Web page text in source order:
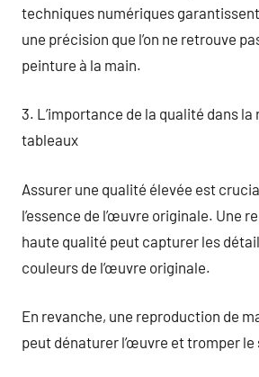
techniques numériques
une précision que l’on ne retrouve
peinture à la main.
3. L’importance de la qualité dans
tableaux
Assurer une qualité élevée est
l’essence de l’œuvre originale. Une
haute qualité peut capturer les
couleurs de l’œuvre originale.
En revanche, une reproduction de
peut dénaturer l’œuvre et tromper